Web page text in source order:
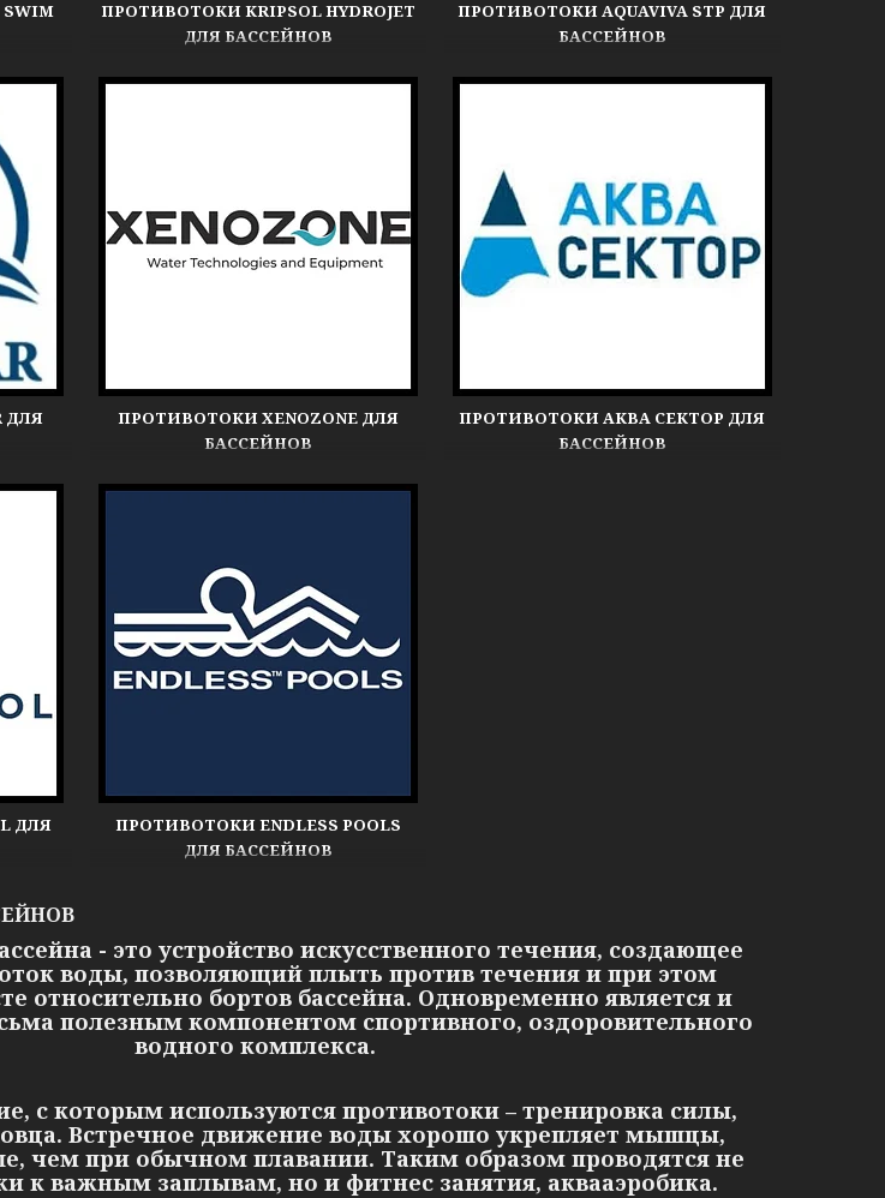
ПРОТИВОТОКИ KRIPSOL HYDROJET
ДЛЯ БАССЕЙНОВ
ПРОТИВОТОКИ AQUAVIVA STP ДЛЯ
БАССЕЙНОВ
ДЛЯ
ПРОТИВОТОКИ XENOZONE ДЛЯ
БАССЕЙНОВ
ПРОТИВОТОКИ АКВА СЕКТОР ДЛЯ
БАССЕЙНОВ
ДЛЯ
ПРОТИВОТОКИ ENDLESS POOLS
ДЛЯ БАССЕЙНОВ
- это устройство искусственного течения, создающее
воды, позволяющий плыть против течения и при этом
относительно бортов бассейна. Одновременно является и
полезным компонентом спортивного, оздоровительного
водного комплекса.
с которым используются противотоки – тренировка силы,
Встречное движение воды хорошо укрепляет мышцы,
чем при обычном плавании. Таким образом проводятся не
к важным заплывам, но и фитнес занятия, аквааэробика.